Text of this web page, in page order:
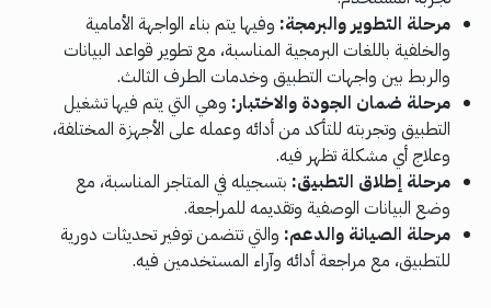
مرحلة التطوير والبرمجة: وفيها يتم بناء الواجهة الأمامية
والخلفية باللغات البرمجية المناسبة، مع تطوير قواعد البيانات
والربط بين واجهات التطبيق وخدمات الطرف الثالث.
مرحلة ضمان الجودة والاختبار: وهي التي يتم فيها تشغيل
التطبيق وتجربته للتأكد من أدائه وعمله على الأجهزة المختلفة،
وعلاج أي مشكلة تظهر فيه.
مرحلة إطلاق التطبيق: بتسجيله في المتاجر المناسبة، مع
وضع البيانات الوصفية وتقديمه للمراجعة.
مرحلة الصيانة والدعم: والتي تتضمن توفير تحديثات دورية
للتطبيق، مع مراجعة أدائه وآراء المستخدمين فيه.